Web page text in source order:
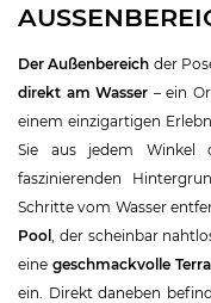
Der Außenbereich der
direkt am Wasser – ein
einem einzigartigen
Sie aus jedem Winkel
faszinierenden
Schritte vom Wasser
Pool , der scheinbar
eine geschmackvolle
ein. Direkt daneben